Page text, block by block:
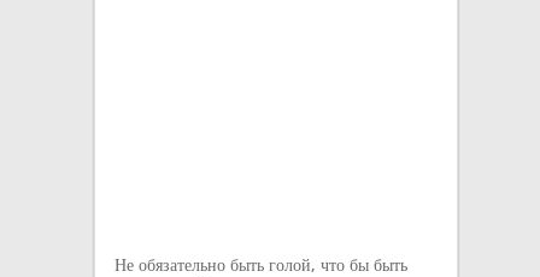
Не обязательно быть голой, что бы быть